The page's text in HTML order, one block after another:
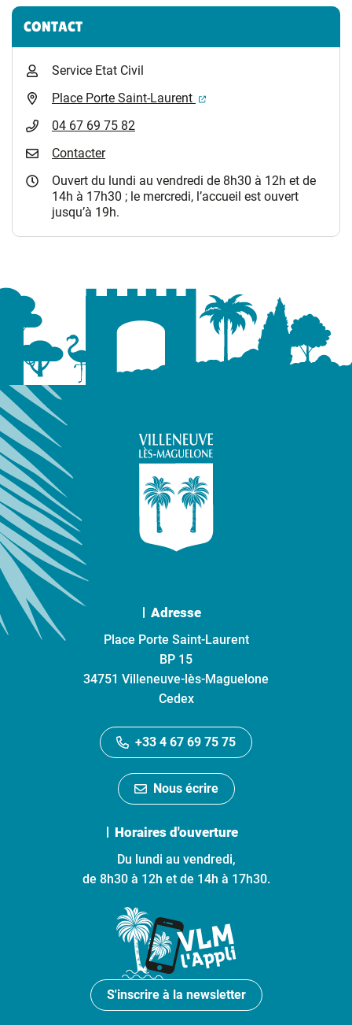
CONTACT
Service Etat Civil
Place Porte Saint-Laurent
(ouverture dans un
04 67 69 75 82
Contacter
Ouvert du lundi au vendredi de 8h30 à 12h et de
14h à 17h30 ; le mercredi, l’accueil est ouvert
jusqu’à 19h.
Adresse
Place Porte Saint-Laurent
BP 15
34751 Villeneuve-lès-Maguelone
Cedex
+33 4 67 69 75 75
Nous écrire
Horaires d'ouverture
Du lundi au vendredi,
de 8h30 à 12h et de 14h à 17h30.
S'inscrire à la newsletter